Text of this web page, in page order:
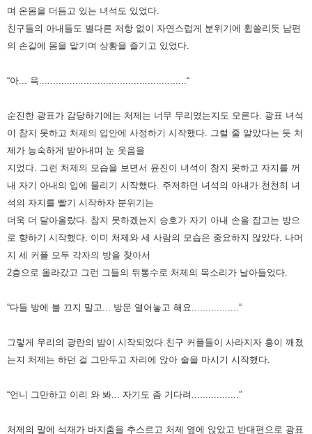
며 온몸을 더듬고 있는 녀석도 있었다.
친구들의 아내들도 별다른 저항 없이 자연스럽게 분위기에 휩쓸리듯 남편
의 손길에 몸을 맡기며 상황을 즐기고 있었다.
“아... 윽.....................................................“
순진한 광표가 감당하기에는 처제는 너무 무리였는지도 모른다. 광표 녀석
이 참지 못하고 처제의 입안에 사정하기 시작했다.
그럴 줄 알았다는 듯 처
제가 능숙하게 받아내며 눈 웃음을
지었다.
그런 처제의 모습을 보면서 윤진이 녀석이 참지 못하고 자지를 꺼
내 자기 아내의 입에 물리기 시작했다. 주저하던 녀석의 아내가 천천히 녀
석의 자지를 빨기 시작하자 분위기는
더욱 더 달아올랐다. 참지 못하겠는지 승호가 자기 아내 손을 잡고는 방으
로 향하기 시작했다. 이미 처제와 세 사람의 모습은 중요하지 않았다. 나머
지 세 커플 모두 각자의 방을 찾아서
2층으로 올라갔고 그런 그들의 뒤통수로 처제의 목소리가 날아들었다.
“다들 방에 불 끄지 말고... 방문 열어놓고 해요.................“
그렇게 우리의 광란의 밤이 시작되었다.친구 커플들이 사라지자 흥이 깨졌
는지 처제는 하던 걸 그만두고 자리에 앉아 술을 마시기 시작했다.
“언니 그만하고 이리 와 봐... 자기도 좀 기다려.................”
처제의 말에 석재가 바지춤을 추스르고 처제 옆에 앉았고 반대편으로 광표